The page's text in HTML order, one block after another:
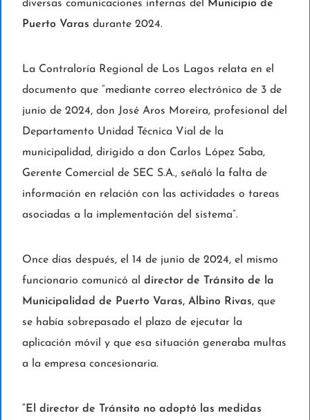
diversas comunicaciones internas del
Municipio de
Puerto Varas durante 2024.
La Contraloría Regional de Los Lagos relata en el
documento que “mediante correo electrónico de 3 de
junio de 2024, don José Aros Moreira, profesional del
Departamento Unidad Técnica Vial de la
municipalidad, dirigido a don Carlos López Saba,
Gerente Comercial de SEC S.A., señaló la falta de
información en relación con las actividades o tareas
asociadas a la implementación del sistema”.
Once días después, el 14 de junio de 2024, el mismo
funcionario comunicó al director de Tránsito de la
Municipalidad de Puerto Varas, Albino Rivas, que
se había sobrepasado el plazo de ejecutar la
aplicación móvil y que esa situación generaba multas
a la empresa concesionaria.
“El director de Tránsito no adoptó las medidas